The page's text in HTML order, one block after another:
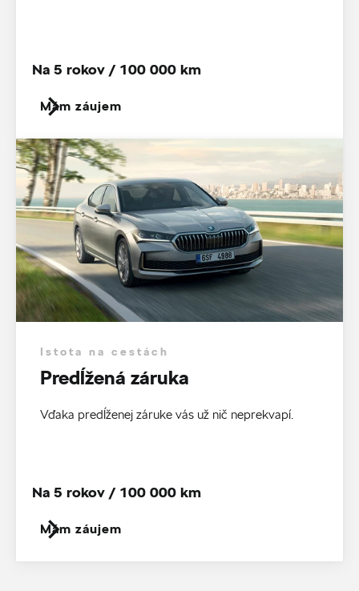
Mám záujem
Na 5 rokov / 100 000 km
Istota na cestách
Predĺžená záruka
Vďaka predĺženej záruke vás už nič neprekvapí.
Mám záujem
Na 5 rokov / 100 000 km